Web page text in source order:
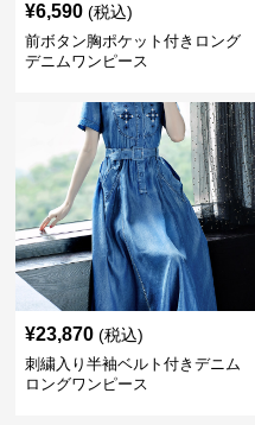
¥6,590 (税込)
前ボタン胸ポケット付きロング
デニムワンピース
¥23,870 (税込)
刺繍入り半袖ベルト付きデニム
ロングワンピース